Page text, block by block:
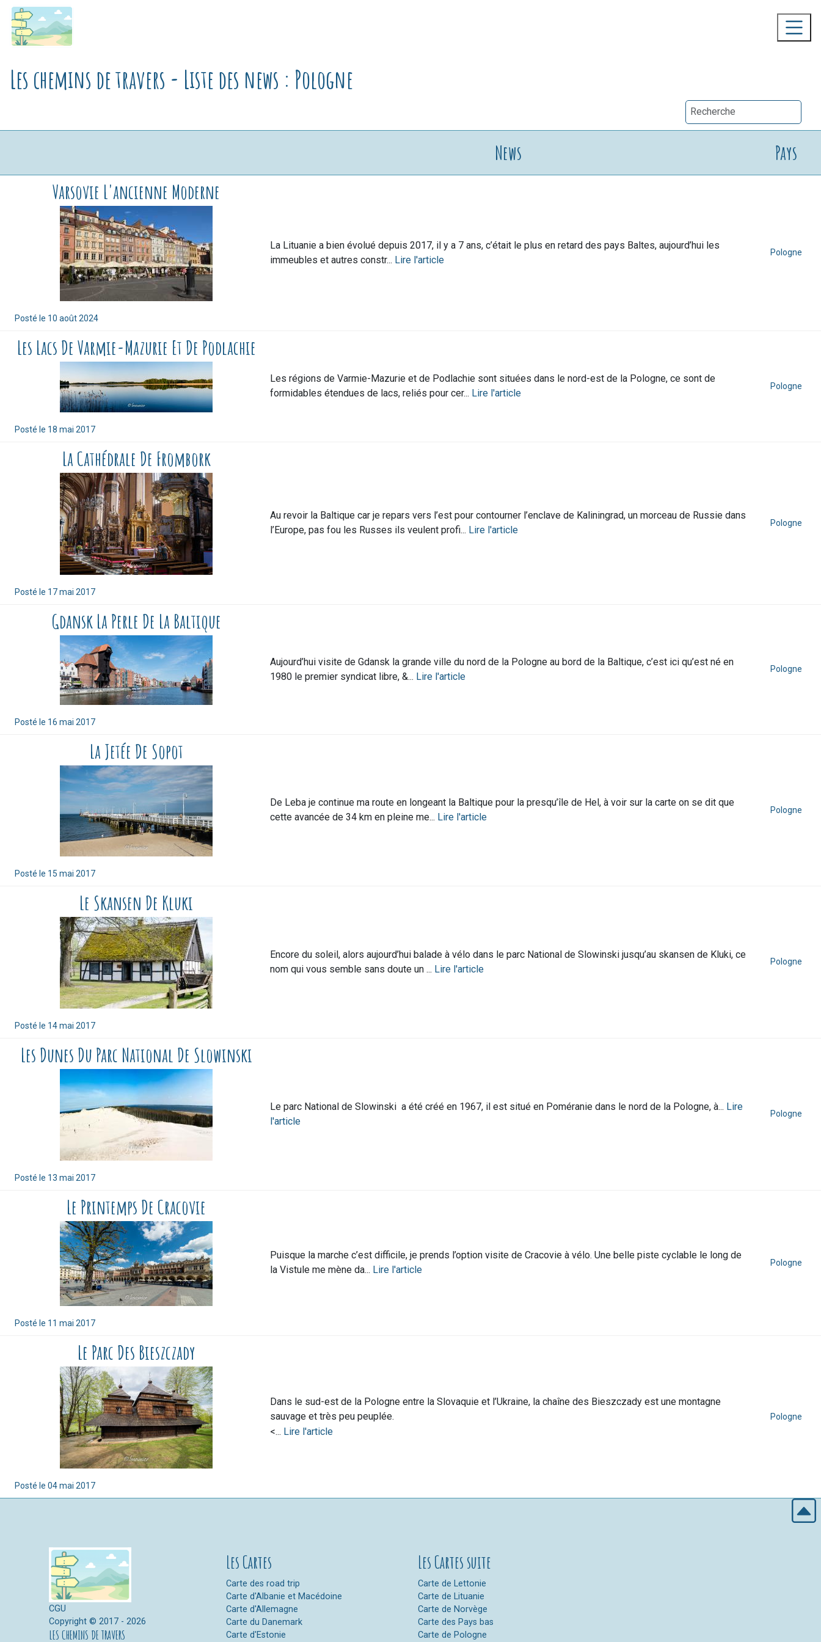
Les chemins de travers - Liste des news : Pologne
News
Pays
Varsovie L'ancienne Moderne
Posté le 10 août 2024
La Lituanie a bien évolué depuis 2017, il y a 7 ans, c’était le plus en retard des pays Baltes, aujourd’hui les
immeubles et autres constr... Lire l'article
Pologne
Les Lacs De Varmie-Mazurie Et De Podlachie
Posté le 18 mai 2017
Les régions de Varmie-Mazurie et de Podlachie sont situées dans le nord-est de la Pologne, ce sont de
formidables étendues de lacs, reliés pour cer... Lire l'article
Pologne
La Cathédrale De Frombork
Posté le 17 mai 2017
Au revoir la Baltique car je repars vers l’est pour contourner l’enclave de Kaliningrad, un morceau de Russie dans
l’Europe, pas fou les Russes ils veulent profi... Lire l'article
Pologne
Gdansk La Perle De La Baltique
Posté le 16 mai 2017
Aujourd’hui visite de Gdansk la grande ville du nord de la Pologne au bord de la Baltique, c’est ici qu’est né en
1980 le premier syndicat libre, &... Lire l'article
Pologne
La Jetée De Sopot
Posté le 15 mai 2017
De Leba je continue ma route en longeant la Baltique pour la presqu’île de Hel, à voir sur la carte on se dit que
cette avancée de 34 km en pleine me... Lire l'article
Pologne
Le Skansen De Kluki
Posté le 14 mai 2017
Encore du soleil, alors aujourd’hui balade à vélo dans le parc National de Slowinski jusqu’au skansen de Kluki, ce
nom qui vous semble sans doute un ... Lire l'article
Pologne
Les Dunes Du Parc National De Slowinski
Posté le 13 mai 2017
Le parc National de Slowinski a été créé en 1967, il est situé en Poméranie dans le nord de la Pologne, à... Lire
l'article
Pologne
Le Printemps De Cracovie
Posté le 11 mai 2017
Puisque la marche c’est difficile, je prends l’option visite de Cracovie à vélo. Une belle piste cyclable le long de
la Vistule me mène da... Lire l'article
Pologne
Le Parc Des Bieszczady
Posté le 04 mai 2017
Dans le sud-est de la Pologne entre la Slovaquie et l’Ukraine, la chaîne des Bieszczady est une montagne
sauvage et très peu peuplée.
<... Lire l'article
Pologne
CGU
Copyright © 2017 - 2026
LES CHEMINS DE TRAVERS
Les Cartes
Carte des road trip
Carte d'Albanie et Macédoine
Carte d'Allemagne
Carte du Danemark
Carte d'Estonie
Les Cartes suite
Carte de Lettonie
Carte de Lituanie
Carte de Norvège
Carte des Pays bas
Carte de Pologne